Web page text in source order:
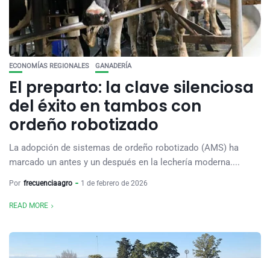
ECONOMÍAS REGIONALES GANADERÍA
El preparto: la clave silenciosa
del éxito en tambos con
ordeño robotizado
La adopción de sistemas de ordeño robotizado (AMS) ha
marcado un antes y un después en la lechería moderna....
Por frecuenciaagro 1 de febrero de 2026
READ MORE